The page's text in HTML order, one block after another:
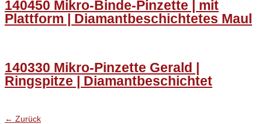
140450 Mikro-Binde-Pinzette | mit
Plattform | Diamantbeschichtetes Maul
140330 Mikro-Pinzette Gerald |
Ringspitze | Diamantbeschichtet
← Zurück